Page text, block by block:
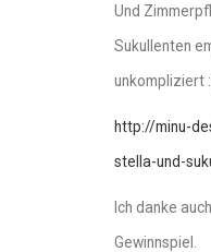
Und
Sukullenten
unkompliziert
http://minu-
stella-und-
Ich danke
Gewinnspiel.